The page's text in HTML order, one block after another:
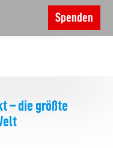
Spenden
– die größte